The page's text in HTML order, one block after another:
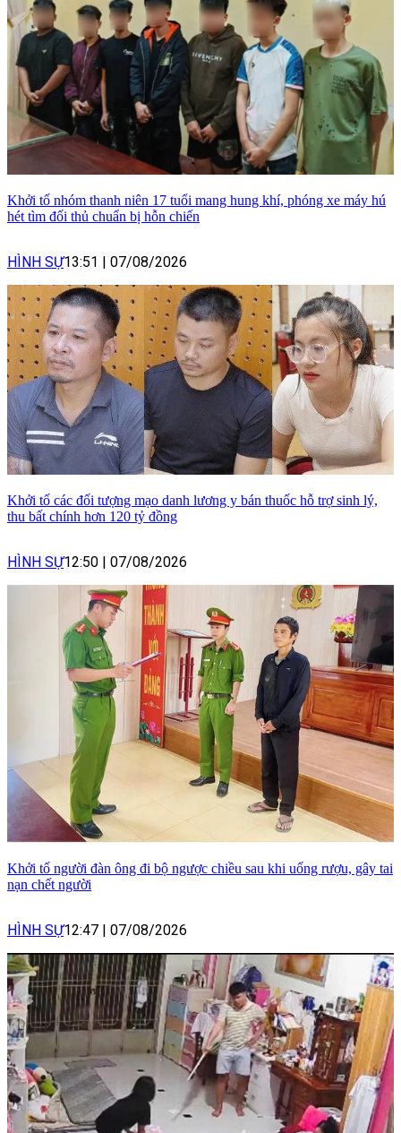
Khởi tố nhóm thanh niên 17 tuổi mang hung khí, phóng xe máy hú
hét tìm đối thủ chuẩn bị hỗn chiến
HÌNH SỰ13:51 | 07/08/2026
Khởi tố các đối tượng mạo danh lương y bán thuốc hỗ trợ sinh lý,
thu bất chính hơn 120 tỷ đồng
HÌNH SỰ12:50 07/08/2026
Khởi tố người đàn ông đi bộ ngược chiều sau khi uống rượu, gây tai
nạn chết người
HÌNH SỰ12:47 07/08/2026